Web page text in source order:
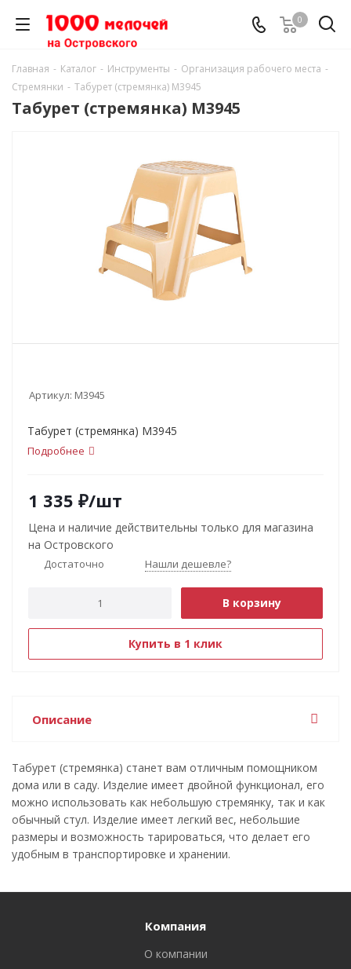
0
Главная - Каталог - Инструменты - Организация рабочего места -
Стремянки - Табурет (стремянка) М3945
Табурет (стремянка) М3945
Артикул: М3945
Табурет (стремянка) М3945
Подробнее
1 335 ₽/шт
Цена и наличие действительны только для магазина
на Островского
Достаточно Нашли дешевле?
В корзину
Купить в 1 клик
Описание
Табурет (стремянка) станет вам отличным помощником
дома или в саду. Изделие имеет двойной функционал, его
можно использовать как небольшую стремянку, так и как
обычный стул. Изделие имеет легкий вес, небольшие
размеры и возможность тарироваться, что делает его
удобным в транспортировке и хранении.
Компания
О компании